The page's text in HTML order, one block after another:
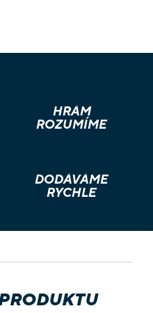
HRÁM
ROZUMÍME
DODÁVÁME
RYCHLE